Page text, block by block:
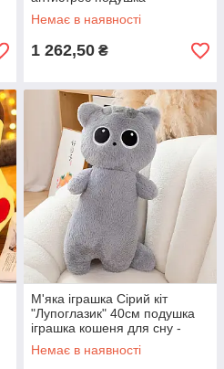
обіймашка, великий гусак
іграшка
Немає в наявності
1 262,50 ₴
М'яка іграшка Сірий кіт
"Лупоглазик" 40см подушка
іграшка кошеня для сну -
антистрес кіт батон
Немає в наявності